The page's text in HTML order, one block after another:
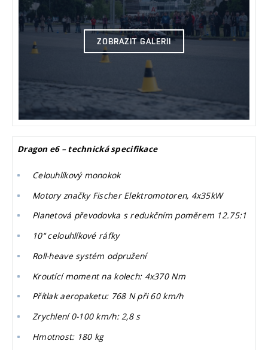
ZOBRAZIT GALERII
Dragon e6 – technická specifikace
Celouhlíkový monokok
Motory značky Fischer Elektromotoren, 4x35kW
Planetová převodovka s redukčním poměrem 12.75:1
10‘‘ celouhlíkové ráfky
Roll-heave systém odpružení
Kroutící moment na kolech: 4x370 Nm
Přítlak aeropaketu: 768 N při 60 km/h
Zrychlení 0-100 km/h: 2,8 s
Hmotnost: 180 kg